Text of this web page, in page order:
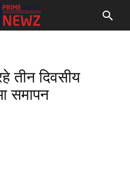
तीन दिवसीय
समापन